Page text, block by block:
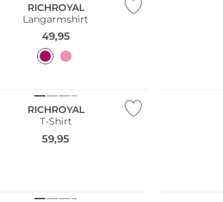
RICHROYAL
Langarmshirt
49,95
RICHROYAL
T-Shirt
59,95